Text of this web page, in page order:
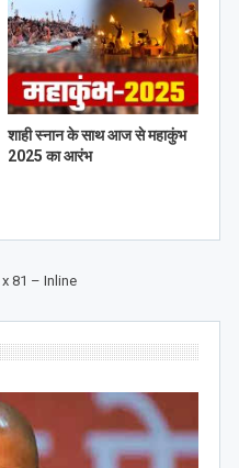
शाही स्नान के साथ आज से महाकुंभ
2025 का आरंभ